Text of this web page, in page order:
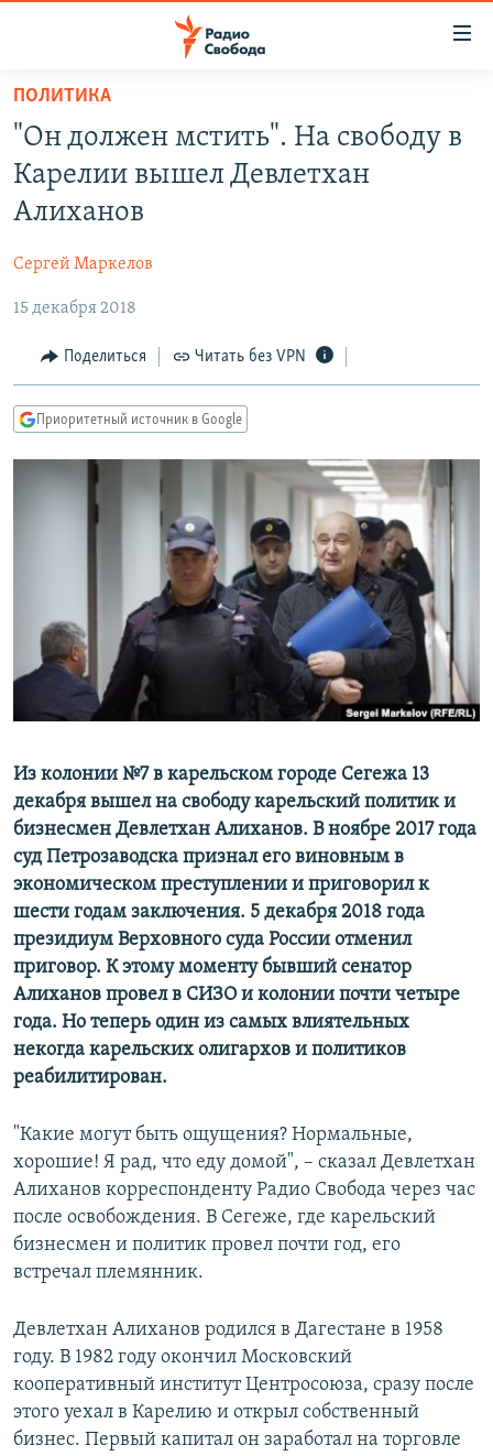
упрощенного
доступа
Вернуться
основному
Вернутся
навигации
Вернутся
поиску
ПРОГРАММЫ
ПОДКАСТЫ
АВТОРСКИЕ ПРОЕКТЫ
МНЕНИЯ
КУЛЬТУРА
IDEL.РЕАЛИИ
СЕВЕР.РЕАЛИИ
СИБИРЬ.РЕАЛИИ
РАСПИСАНИЕ ВЕЩАНИЯ
ПОДПИШИТЕСЬ НА РАССЫЛКУ
СОЦИАЛЬНЫЕ СЕТИ
Все сайты РСЕ/РС
ПОЛИТИКА
"Он должен мстить". На свободу в
Карелии вышел Девлетхан
Алиханов
Сергей Маркелов
15 декабря 2018
Поделиться Читать без VPN
Приоритетный источник в Google
Из колонии №7 в карельском городе Сегежа 13
декабря вышел на свободу карельский политик и
бизнесмен Девлетхан Алиханов. В ноябре 2017 года
суд Петрозаводска признал его виновным в
экономическом преступлении и приговорил к
шести годам заключения. 5 декабря 2018 года
президиум Верховного суда России отменил
приговор. К этому моменту бывший сенатор
Алиханов провел в СИЗО и колонии почти четыре
года. Но теперь один из самых влиятельных
некогда карельских олигархов и политиков
реабилитирован.
"Какие могут быть ощущения? Нормальные,
хорошие! Я рад, что еду домой", – сказал Девлетхан
Алиханов корреспонденту Радио Свобода через час
после освобождения. В Сегеже, где карельский
бизнесмен и политик провел почти год, его
встречал племянник. ​
​Девлетхан Алиханов родился в Дагестане в 1958
году. В 1982 году окончил Московский
кооперативный институт Центросоюза, сразу после
этого уехал в Карелию и открыл собственный
бизнес. Первый капитал он заработал на торговле